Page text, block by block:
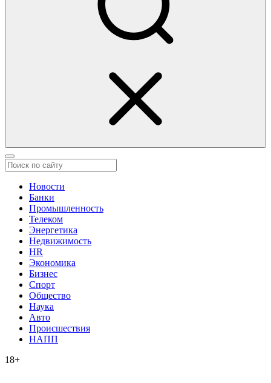
Новости
Банки
Промышленность
Телеком
Энергетика
Недвижимость
HR
Экономика
Бизнес
Спорт
Общество
Наука
Авто
Происшествия
НАПП
18+